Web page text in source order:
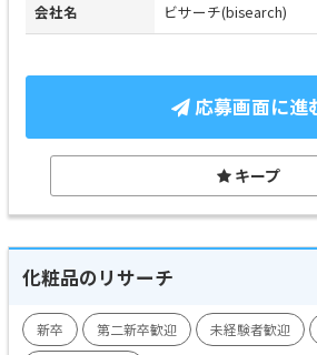
会社名 ビサーチ(bisearch)
応募画面に進
キープ
化粧品のリサーチ
新卒 第二新卒歓迎 未経験者歓迎